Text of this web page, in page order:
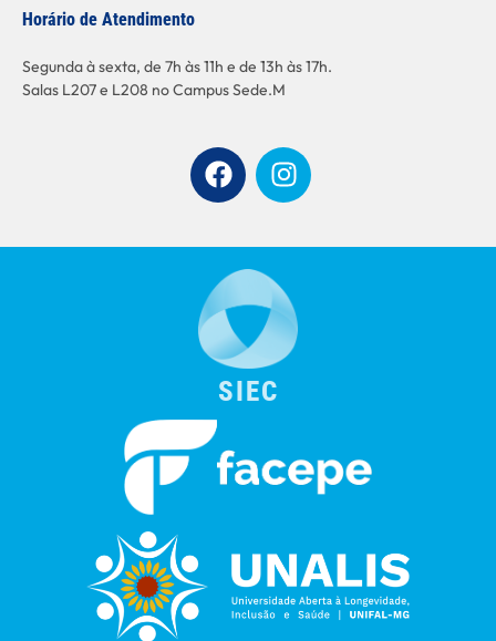
Horário de Atendimento
Segunda à sexta, de 7h às 11h e de 13h às 17h.
Salas L207 e L208 no Campus Sede.M
SIEC